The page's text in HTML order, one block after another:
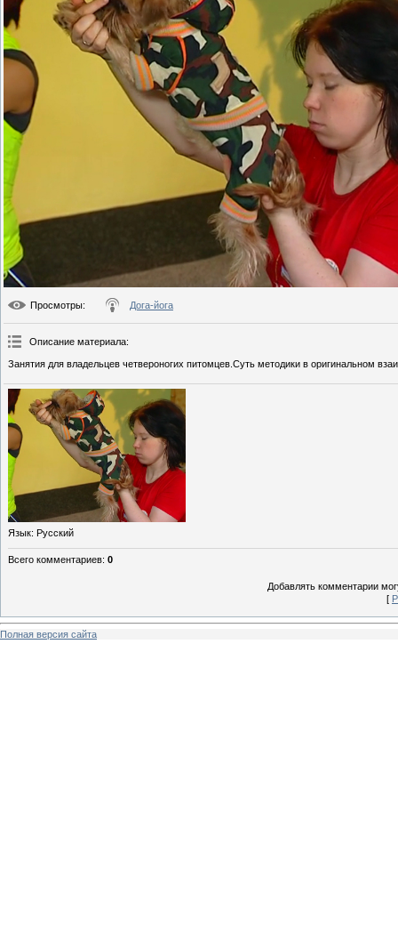
Просмотры: Дога-йога
Описание материала:
Занятия для владельцев четвероногих питомцев.Суть методики в оригинальном
Язык: Русский
Всего комментариев: 0
Добавлять комментарии
[
Полная версия сайта